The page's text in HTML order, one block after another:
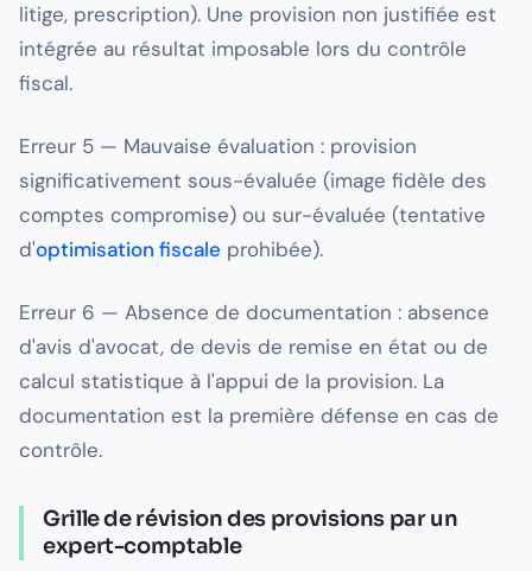
litige, prescription). Une provision non justifiée est
intégrée au résultat imposable lors du contrôle
fiscal.
Erreur 5 — Mauvaise évaluation : provision
significativement sous-évaluée (image fidèle des
comptes compromise) ou sur-évaluée (tentative
d'optimisation fiscale prohibée).
Erreur 6 — Absence de documentation : absence
d'avis d'avocat, de devis de remise en état ou de
calcul statistique à l'appui de la provision. La
documentation est la première défense en cas de
contrôle.
Grille de révision des provisions par un
expert-comptable